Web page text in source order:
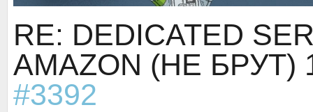
RE: DEDICATED
AMAZON (НЕ БРУТ)
#3392